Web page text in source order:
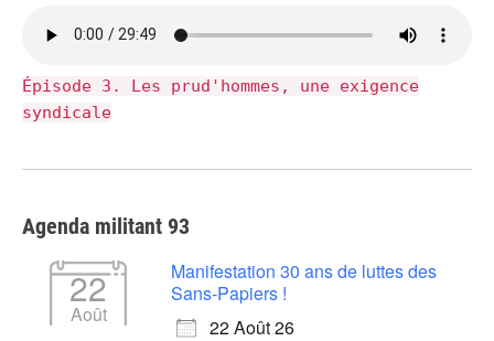
Épisode 3. Les prud'hommes, une exigence
syndicale
Agenda militant 93
22
Août
Manifestation 30 ans de luttes des
Sans-Papiers !
22 Août 26